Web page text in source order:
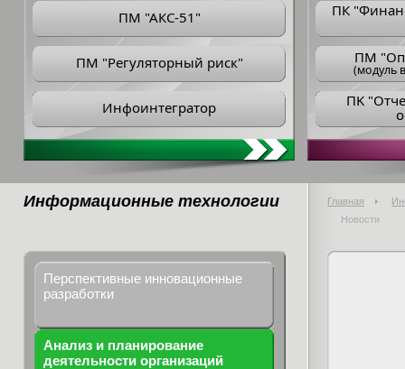
ПМ "АКС-51"
ПМ "Регуляторный риск"
Инфоинтегратор
ПК
ПM
(модуль
ПK
Информационные технологии Главная
Новости
Перспективные инновационные
разработки
Анализ и планирование
деятельности организаций